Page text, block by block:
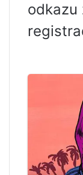
odkazu